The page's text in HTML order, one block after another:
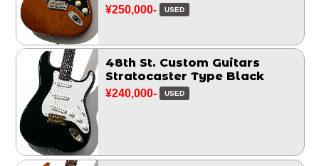
¥250,000- USED
48th St. Custom Guitars
Stratocaster Type Black
¥240,000- USED